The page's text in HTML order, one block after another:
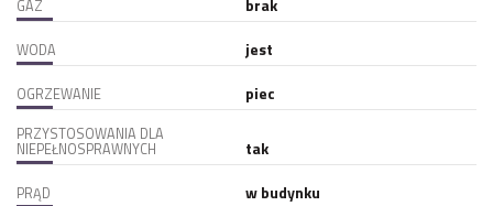
GAZ brak
WODA jest
OGRZEWANIE piec
PRZYSTOSOWANIA DLA
NIEPEŁNOSPRAWNYCH tak
PRĄD w budynku